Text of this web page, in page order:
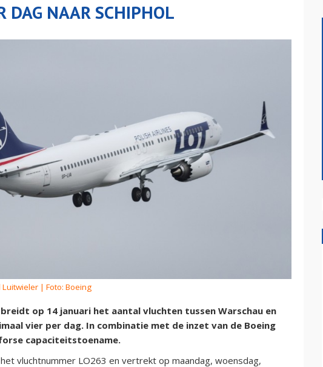
DAG NAAR SCHIPHOL
Luitwieler | Foto: Boeing
breidt op 14 januari het aantal vluchten tussen Warschau en
vier per dag. In combinatie met de inzet van de Boeing
capaciteitstoename.
vluchtnummer LO263 en vertrekt op maandag, woensdag,